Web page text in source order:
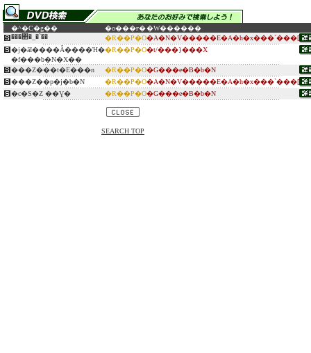
�^�C�g�� �o���ғ��W������
���΂�_�`��
�R��P�O�A�N�V�����E�A�h�x���`���[
�j�āI����Ȃ����Ή�
�f���b�N�X��
�R��P�O�t/���}���X
���Z���t�E���n �R��P�O�G���e�B�b�N
���Z��p�j�b�N
�R��P�O�A�N�V�����E�A�h�x���`���[
�c�S�Z ��Ɣ�
�R��P�O�G���e�B�b�N
SEARCH TOP